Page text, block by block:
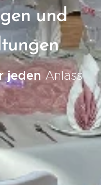
und
jeden Anlass